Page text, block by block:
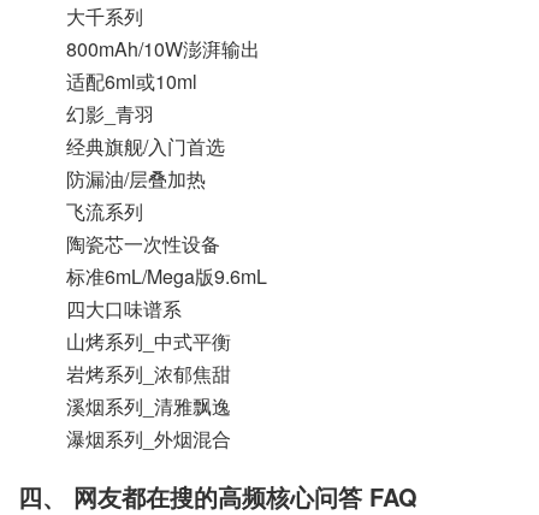
大千系列
800mAh/10W澎湃输出
适配6ml或10ml
幻影_青羽
经典旗舰/入门首选
防漏油/层叠加热
飞流系列
陶瓷芯一次性设备
标准6mL/Mega版9.6mL
四大口味谱系
山烤系列_中式平衡
岩烤系列_浓郁焦甜
溪烟系列_清雅飘逸
瀑烟系列_外烟混合
四、 网友都在搜的高频核心问答 FAQ